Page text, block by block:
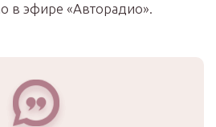
в эфире «Авторадио».